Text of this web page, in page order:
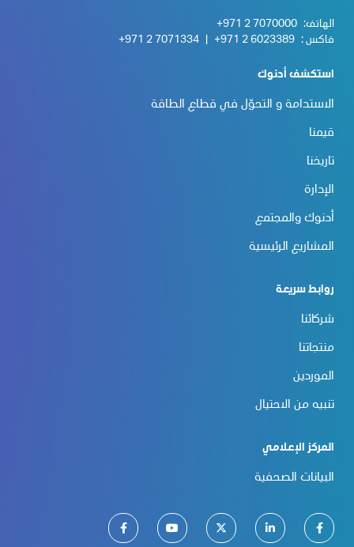
الهاتف: +971 2 7070000
فاكس : +971 2 6023389
+971 2 7071334
استكشف أدنوك
الاستدامة و التحوّل في قطاع الطاقة
قيمنا
تاريخنا
الإدارة
أدنوك والمجتمع
المشاريع الرئيسية
روابط سريعة
شركائنا
منتجاتنا
الموردين
تنبيه من الاحتيال
المركز الإعلامي
البيانات الصحفية